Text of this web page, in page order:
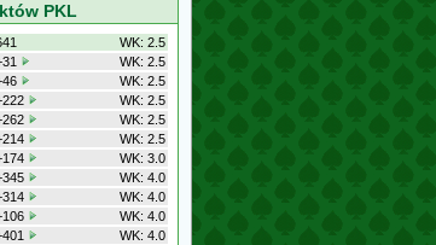
PKL
WK: 2.5
WK: 2.5
WK: 2.5
WK: 2.5
WK: 2.5
WK: 2.5
WK: 3.0
WK: 4.0
WK: 4.0
WK: 4.0
WK: 4.0